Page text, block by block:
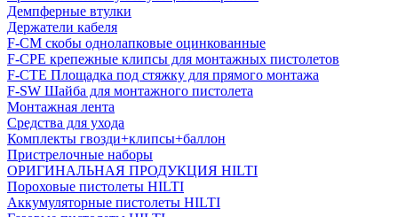
Демпферные втулки
Держатели кабеля
F-CM скобы однолапковые оцинкованные
F-CPE крепежные клипсы для монтажных пистолетов
F-CTE Площадка под стяжку для прямого монтажа
F-SW Шайба для монтажного пистолета
Монтажная лента
Средства для ухода
Комплекты гвозди+клипсы+баллон
Пристрелочные наборы
ОРИГИНАЛЬНАЯ ПРОДУКЦИЯ HILTI
Пороховые пистолеты HILTI
Аккумуляторные пистолеты HILTI